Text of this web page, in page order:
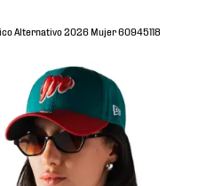
Alternativo 2026 Mujer 60945118